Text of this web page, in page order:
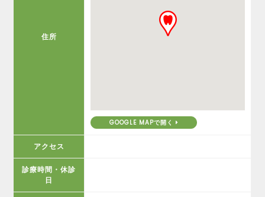
住所
GOOGLE MAPで開く
アクセス
診療時間・休診
日